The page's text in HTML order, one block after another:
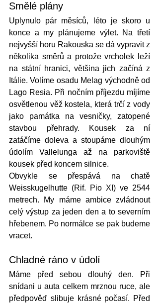
Smělé plány
Uplynulo pár měsíců, léto je skoro u
konce a my plánujeme výlet. Na třetí
nejvyšší horu Rakouska se dá vypravit z
několika směrů a protože vrcholek leží
na státní hranici, většina jich začíná z
Itálie. Volíme osadu Melag východně od
Lago Resia. Při nočním příjezdu míjíme
osvětlenou věž kostela, která trčí z vody
jako památka na vesničky, zatopené
stavbou přehrady. Kousek za ní
zatáčíme doleva a stoupáme dlouhým
údolím Vallelunga až na parkoviště
kousek před koncem silnice.
Obvykle se přespává na chatě
Weisskugelhutte (Rif. Pio XI) ve 2544
metrech. My máme ambice zvládnout
celý výstup za jeden den a to severním
hřebenem. Po normálce se pak budeme
vracet.
Chladné ráno v údolí
Máme před sebou dlouhý den. Při
snídani u auta celkem mrznou ruce, ale
předpověď slibuje krásné počasí. Před